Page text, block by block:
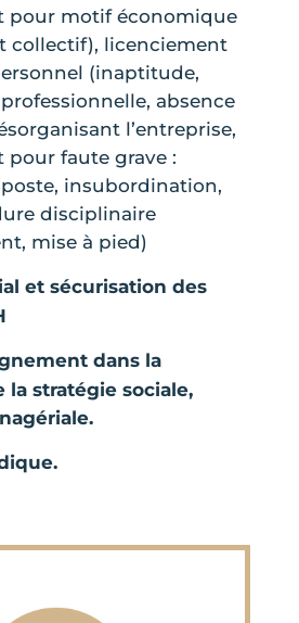
pour motif économique
collectif), licenciement
(inaptitude,
absence
l’entreprise,
pour faute grave :
insubordination,
disciplinaire
mise à pied)
et sécurisation des
dans la
stratégie sociale,